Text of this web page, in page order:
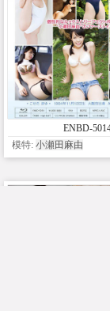
ENBD-
模特: 小瀬田麻由